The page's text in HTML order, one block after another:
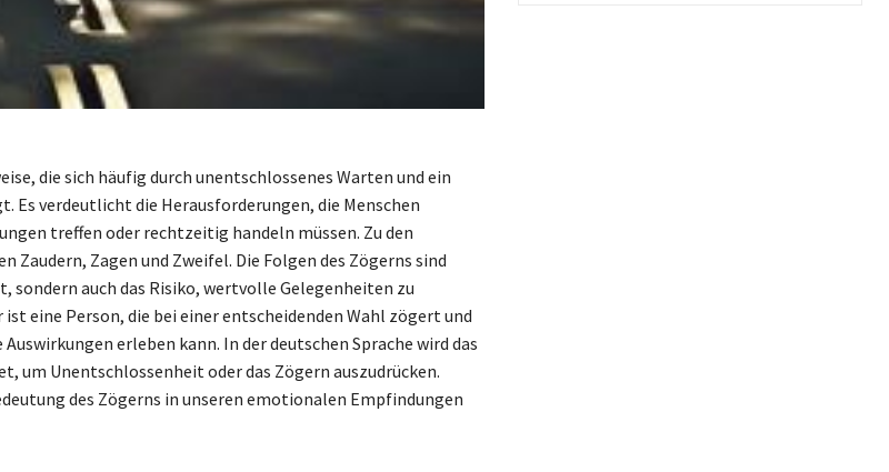
die sich häufig durch unentschlossenes Warten und ein
Es verdeutlicht die Herausforderungen, die Menschen
treffen oder rechtzeitig handeln müssen. Zu den
Zaudern, Zagen und Zweifel. Die Folgen des Zögerns sind
sondern auch das Risiko, wertvolle Gelegenheiten zu
ist eine Person, die bei einer entscheidenden Wahl zögert und
erleben kann. In der deutschen Sprache wird das
um Unentschlossenheit oder das Zögern auszudrücken.
des Zögerns in unseren emotionalen Empfindungen